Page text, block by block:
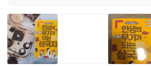
차에 싣고 말로 담을 정도
모욕을 참으며 막중한 책임을 지다
사람이 죽을 때는 하는 말도 선하다
좁은 시야가 확 트이다
창자가 당기고 배가 걸리다
것이 문제이다. 그리하여 여유가 없는 현대인들을
지』의 응축본인 이 『인생의 무기가 되는 삼국지』다.
이 책에서는 익히 알려진 영웅호걸들의 운명과 유명
각각의 상황에 드러난 77가지 이야기로 분류하였다.